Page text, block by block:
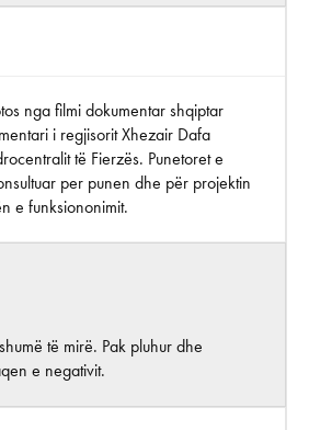
nga filmi dokumentar shqiptar
i regjisorit Xhezair Dafa
të Fierzës. Punetoret e
per punen dhe për projektin
e funksiononimit.
të mirë. Pak pluhur dhe
e negativit.